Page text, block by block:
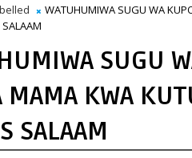
WATUHUMIWA SUGU WA
SUGU
KWA
SALAAM